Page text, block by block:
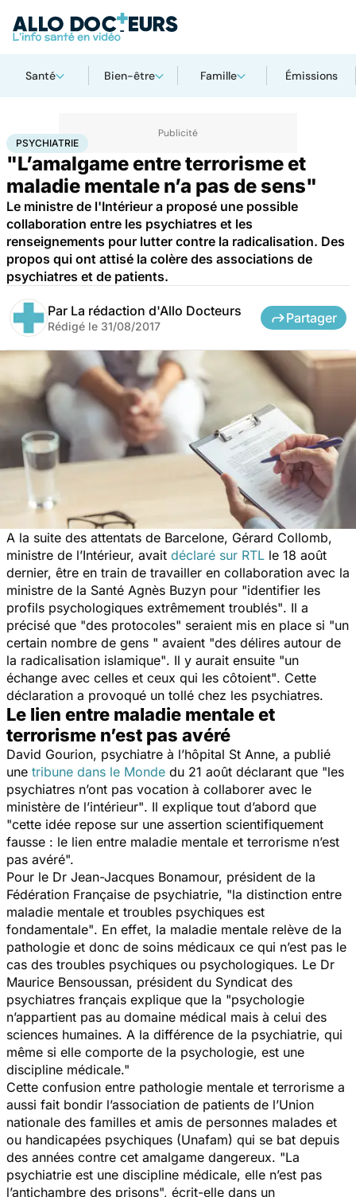
Santé Bien-être Famille Émissions
AccueilBien-être Psychiatrie
PSYCHIATRIE
"L’amalgame entre terrorisme et
maladie mentale n’a pas de sens"
Le ministre de l'Intérieur a proposé une possible
collaboration entre les psychiatres et les
renseignements pour lutter contre la radicalisation. Des
propos qui ont attisé la colère des associations de
psychiatres et de patients.
Par La rédaction d'Allo Docteurs
Rédigé le 31/08/2017
Partager
A la suite des attentats de Barcelone, Gérard Collomb,
ministre de l’Intérieur, avait déclaré sur RTL le 18 août
dernier, être en train de travailler en collaboration avec la
ministre de la Santé Agnès Buzyn pour "identifier les
profils psychologiques extrêmement troublés". Il a
précisé que "des protocoles" seraient mis en place si "un
certain nombre de gens " avaient "des délires autour de
la radicalisation islamique". Il y aurait ensuite "un
échange avec celles et ceux qui les côtoient". Cette
déclaration a provoqué un tollé chez les psychiatres.
Le lien entre maladie mentale et
terrorisme n’est pas avéré
David Gourion, psychiatre à l’hôpital St Anne, a publié
une tribune dans le Monde du 21 août déclarant que "les
psychiatres n’ont pas vocation à collaborer avec le
ministère de l’intérieur". Il explique tout d’abord que
"cette idée repose sur une assertion scientifiquement
fausse : le lien entre maladie mentale et terrorisme n’est
pas avéré".
Pour le Dr Jean-Jacques Bonamour, président de la
Fédération Française de psychiatrie, "la distinction entre
maladie mentale et troubles psychiques est
fondamentale". En effet, la maladie mentale relève de la
pathologie et donc de soins médicaux ce qui n’est pas le
cas des troubles psychiques ou psychologiques. Le Dr
Maurice Bensoussan, président du Syndicat des
psychiatres français explique que la "psychologie
n’appartient pas au domaine médical mais à celui des
sciences humaines. A la différence de la psychiatrie, qui
même si elle comporte de la psychologie, est une
discipline médicale."
Cette confusion entre pathologie mentale et terrorisme a
aussi fait bondir l’association de patients de l’Union
nationale des familles et amis de personnes malades et
ou handicapées psychiques (Unafam) qui se bat depuis
des années contre cet amalgame dangereux. "La
psychiatrie est une discipline médicale, elle n’est pas
l’antichambre des prisons", écrit-elle dans un